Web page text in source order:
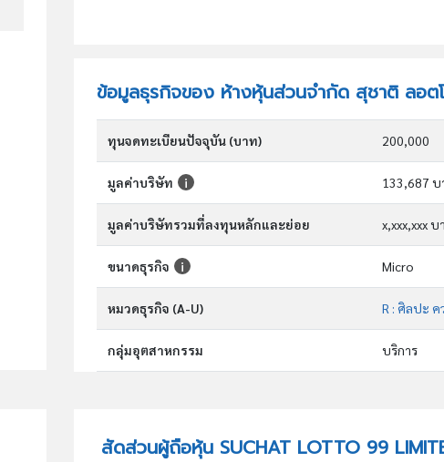
ข้อมูลธุรกิจของ ห้างหุ้นส่วนจำกัด สุชาติ ลอต
ทุนจดทะเบียนปัจจุบัน (บาท) 200,000
มูลค่าบริษัท 133,687
มูลค่าบริษัทรวมที่ลงทุนหลักและย่อย x,xxx,xxx บ
ขนาดธุรกิจ Micro
หมวดธุรกิจ (A-U) R : ศิลปะ
กลุ่มอุตสาหกรรม บริการ
สัดส่วนผู้ถือหุ้น SUCHAT LOTTO 99